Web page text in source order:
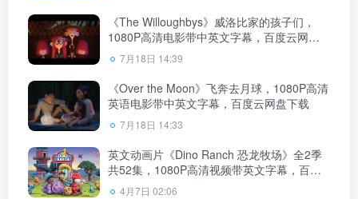
《The Willoughbys》威洛比家的孩子们，
1080P高清电影带中英文字幕，百度云网盘
下载
7月18日 14:39
《Over the Moon》飞奔去月球，1080P高清
英语电影带中英文字幕，百度云网盘下载
7月18日 14:33
英文动画片《Dino Ranch 恐龙牧场》全2季
共52集，1080P高清视频带英文字幕，百度
云网盘下载！
4月7日 02:06